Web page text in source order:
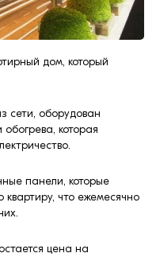
дом, который
сети, оборудован
которая
панели, которые
что ежемесячно
цена на